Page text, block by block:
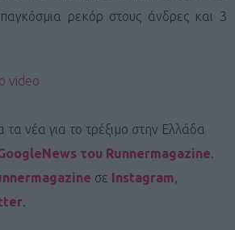
ρεκόρ στους άνδρες και 3
video
νέα για το τρέξιμο στην Ελλάδα
του Runnermagazine.
σε Instagram,
.